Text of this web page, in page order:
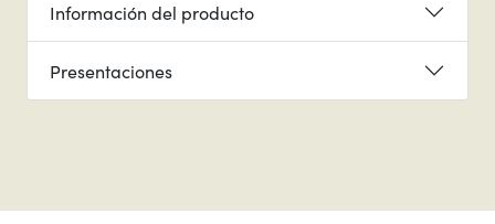
Información del producto
Presentaciones